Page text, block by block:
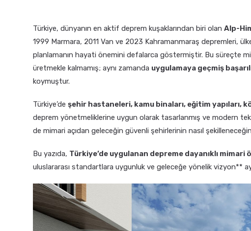
Türkiye, dünyanın en aktif deprem kuşaklarından biri olanAlp-
1999 Marmara, 2011 Van ve 2023 Kahramanmaraş depremleri,
planlamanın hayati önemini defalarca göstermiştir. Bu süreçte
üretmekle kalmamış; aynı zamanda uygulamaya geçmiş
koymuştur.
Türkiye’deşehir hastaneleri, kamu binaları, eğitim yapıları,
deprem yönetmeliklerine uygun olarak tasarlanmış ve modern
de mimari açıdan geleceğin güvenli şehirlerinin nasıl
Bu yazıda, Türkiye’de uygulanan depreme dayanıklı mimari
uluslararası standartlara uygunluk ve geleceğe yönelik vizyon**